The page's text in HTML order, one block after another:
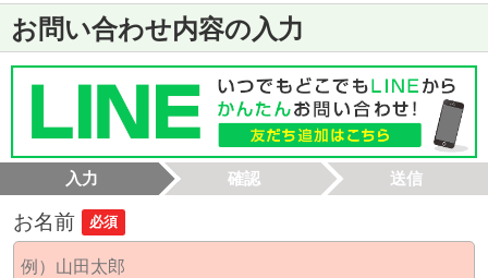
お問い合わせ内容の入力
入力 確認 送信
お名前 必須